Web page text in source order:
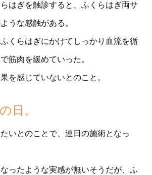
はぎを触診すると、ふくらはぎ両サ
うな感触がある。
くらはぎにかけてしっかり血流を循
筋肉を緩めていった。
を感じていないとのこと。
日。
いとのことで、連日の施術となっ
ったような実感が無いそうだが、ふ